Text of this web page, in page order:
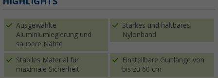
Ausgewählte
Aluminiumlegierung und
saubere Nähte
Starkes und haltbares
Nylonband
Stabiles Material für
maximale Sicherheit
Einstellbare Gurtlänge von
bis zu 60 cm